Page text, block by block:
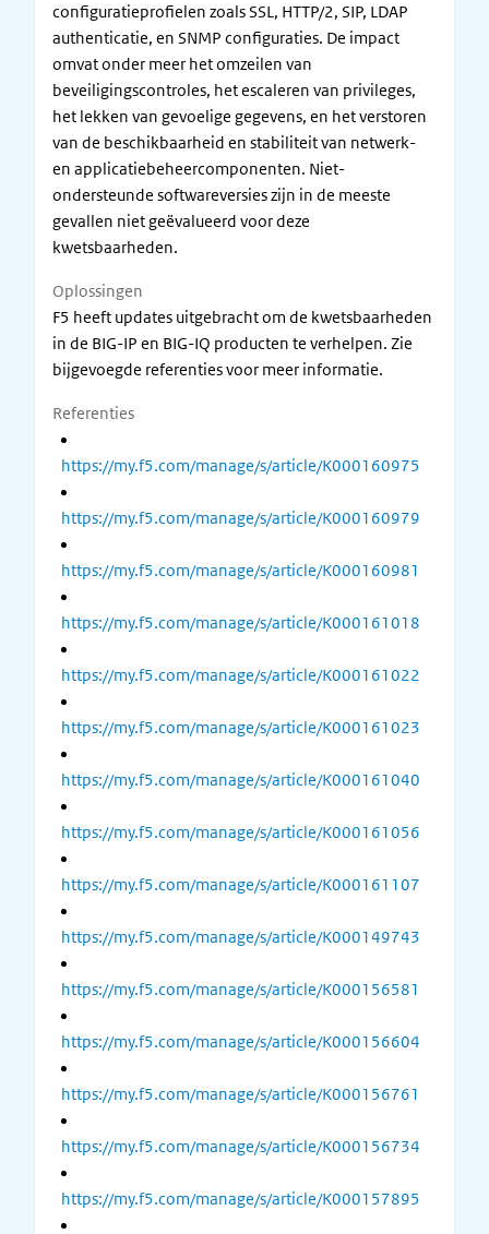
configuratieprofielen zoals SSL, HTTP/2, SIP, LDAP
authenticatie, en SNMP configuraties. De impact
omvat onder meer het omzeilen van
beveiligingscontroles, het escaleren van privileges,
het lekken van gevoelige gegevens, en het verstoren
van de beschikbaarheid en stabiliteit van netwerk-
en applicatiebeheercomponenten. Niet-
ondersteunde softwareversies zijn in de meeste
gevallen niet geëvalueerd voor deze
kwetsbaarheden.
Oplossingen
F5 heeft updates uitgebracht om de kwetsbaarheden
in de BIG-IP en BIG-IQ producten te verhelpen. Zie
bijgevoegde referenties voor meer informatie.
Referenties
https://my.f5.com/manage/s/article/K000160975
https://my.f5.com/manage/s/article/K000160979
https://my.f5.com/manage/s/article/K000160981
https://my.f5.com/manage/s/article/K000161018
https://my.f5.com/manage/s/article/K000161022
https://my.f5.com/manage/s/article/K000161023
https://my.f5.com/manage/s/article/K000161040
https://my.f5.com/manage/s/article/K000161056
https://my.f5.com/manage/s/article/K000161107
https://my.f5.com/manage/s/article/K000149743
https://my.f5.com/manage/s/article/K000156581
https://my.f5.com/manage/s/article/K000156604
https://my.f5.com/manage/s/article/K000156761
https://my.f5.com/manage/s/article/K000156734
https://my.f5.com/manage/s/article/K000157895